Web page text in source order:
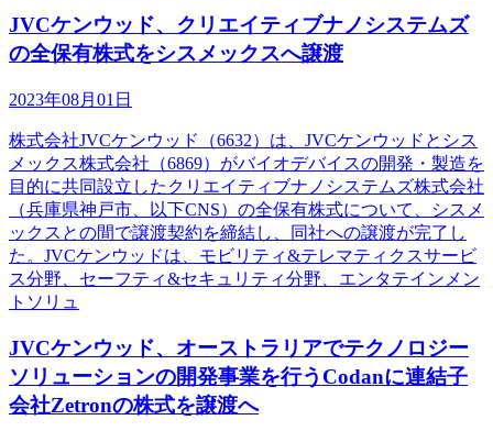
JVCケンウッド、クリエイティブナノシステムズ
の全保有株式をシスメックスへ譲渡
2023年08月01日
株式会社JVCケンウッド（6632）は、JVCケンウッドとシス
メックス株式会社（6869）がバイオデバイスの開発・製造を
目的に共同設立したクリエイティブナノシステムズ株式会社
（兵庫県神戸市、以下CNS）の全保有株式について、シスメ
ックスとの間で譲渡契約を締結し、同社への譲渡が完了し
た。JVCケンウッドは、モビリティ&テレマティクスサービ
ス分野、セーフティ&セキュリティ分野、エンタテインメン
トソリュ
JVCケンウッド、オーストラリアでテクノロジー
ソリューションの開発事業を行うCodanに連結子
会社Zetronの株式を譲渡へ